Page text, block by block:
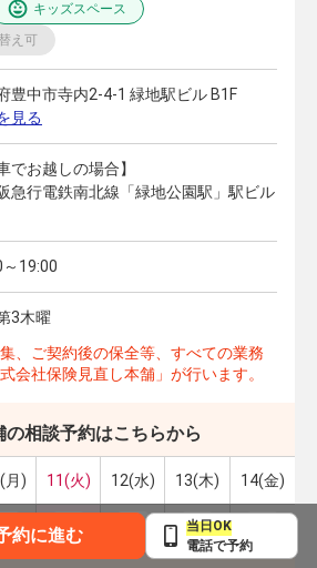
キッズスペース
え可
豊中市寺内2-4-1 緑地駅ビル B1F
見る
でお越しの場合】
急行電鉄南北線「緑地公園駅」駅ビル
～19:00
3木曜
、ご契約後の保全等、すべての業務
会社保険見直し本舗」が行います。
の相談予約はこちらから
月) 11(火) 12(水) 13(木) 14(金)
約に進む
当日OK
電話で予約